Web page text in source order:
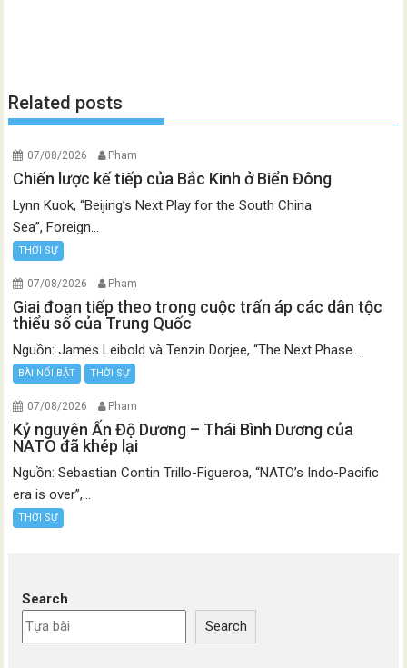
Related posts
07/08/2026 Pham
Chiến lược kế tiếp của Bắc Kinh ở Biển Đông
Lynn Kuok, “Beijing’s Next Play for the South China
Sea”, Foreign...
THỜI SỰ
07/08/2026 Pham
Giai đoạn tiếp theo trong cuộc trấn áp các dân tộc
thiểu số của Trung Quốc
Nguồn: James Leibold và Tenzin Dorjee, “The Next Phase...
BÀI NỔI BẬT THỜI SỰ
07/08/2026 Pham
Kỷ nguyên Ấn Độ Dương – Thái Bình Dương của
NATO đã khép lại
Nguồn: Sebastian Contin Trillo-Figueroa, “NATO’s Indo-Pacific
era is over”,...
THỜI SỰ
Search
Search